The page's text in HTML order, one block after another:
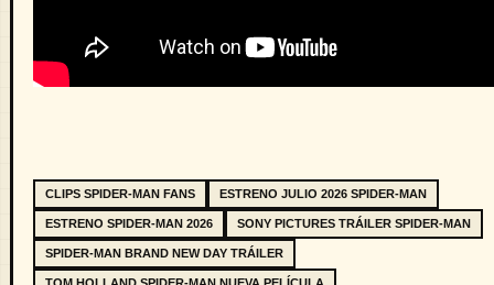
CLIPS SPIDER-MAN FANS ESTRENO JULIO 2026 SPIDER-MAN
ESTRENO SPIDER-MAN 2026 SONY PICTURES TRÁILER SPIDER-MAN
SPIDER-MAN BRAND NEW DAY TRÁILER